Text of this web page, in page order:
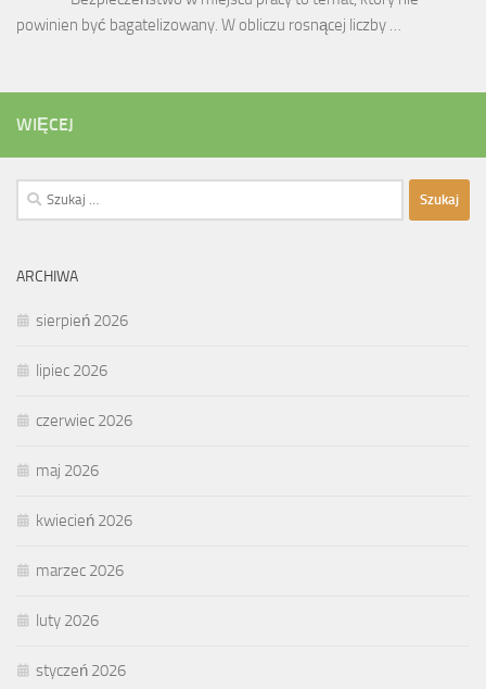
powinien być bagatelizowany. W obliczu rosnącej liczby …
WIĘCEJ
Szukaj:
ARCHIWA
sierpień 2026
lipiec 2026
czerwiec 2026
maj 2026
kwiecień 2026
marzec 2026
luty 2026
styczeń 2026